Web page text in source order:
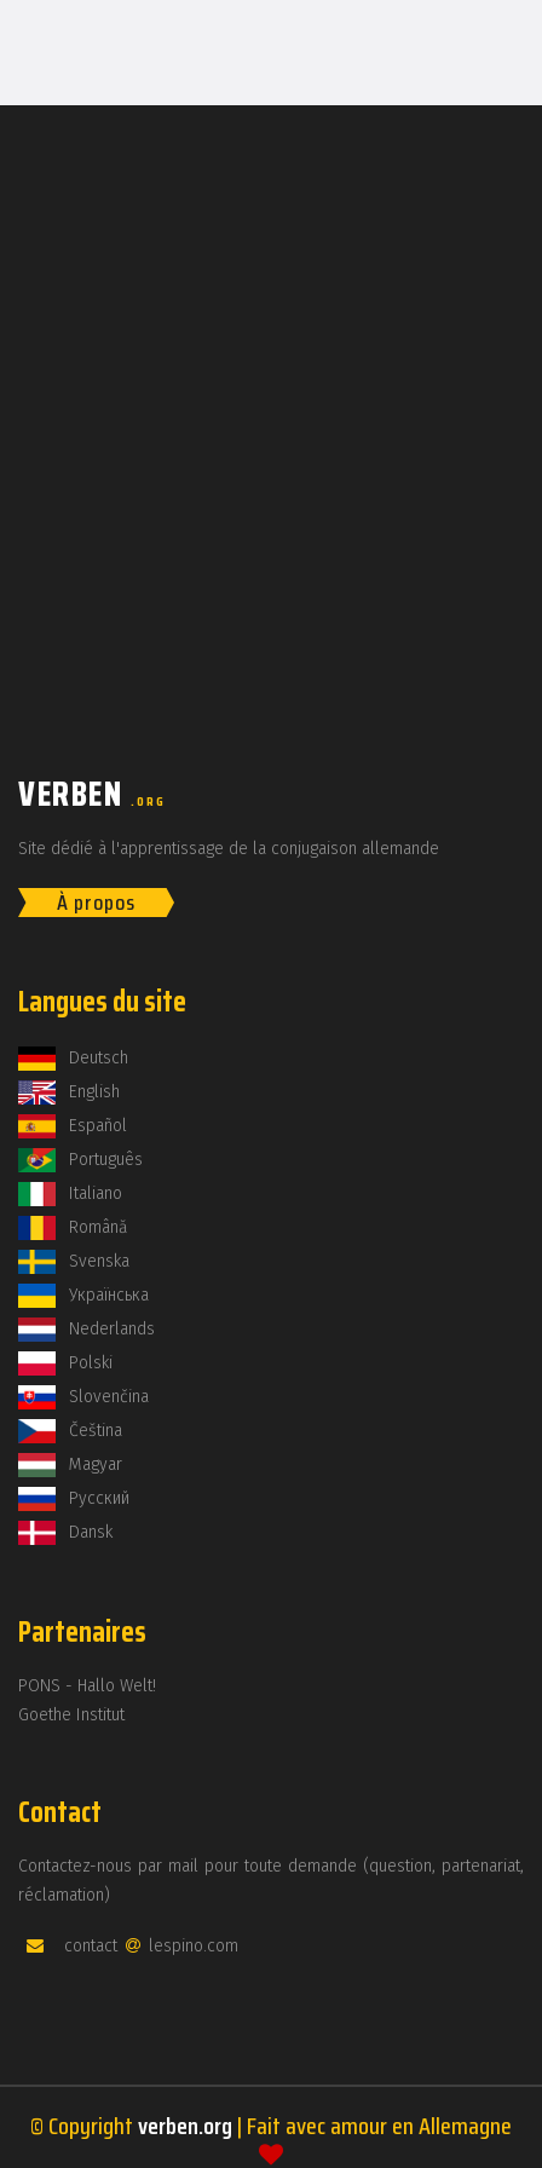
VERBEN .ORG
Site dédié à l'apprentissage de la conjugaison allemande
À propos
Langues du site
Deutsch
English
Español
Português
Italiano
Română
Svenska
Українська
Nederlands
Polski
Slovenčina
Čeština
Magyar
Русский
Dansk
Partenaires
PONS - Hallo Welt!
Goethe Institut
Contact
Contactez-nous par mail pour toute demande (question, partenariat,
réclamation)
contact lespino.com
© Copyrightverben.org| Fait avec amour en Allemagne